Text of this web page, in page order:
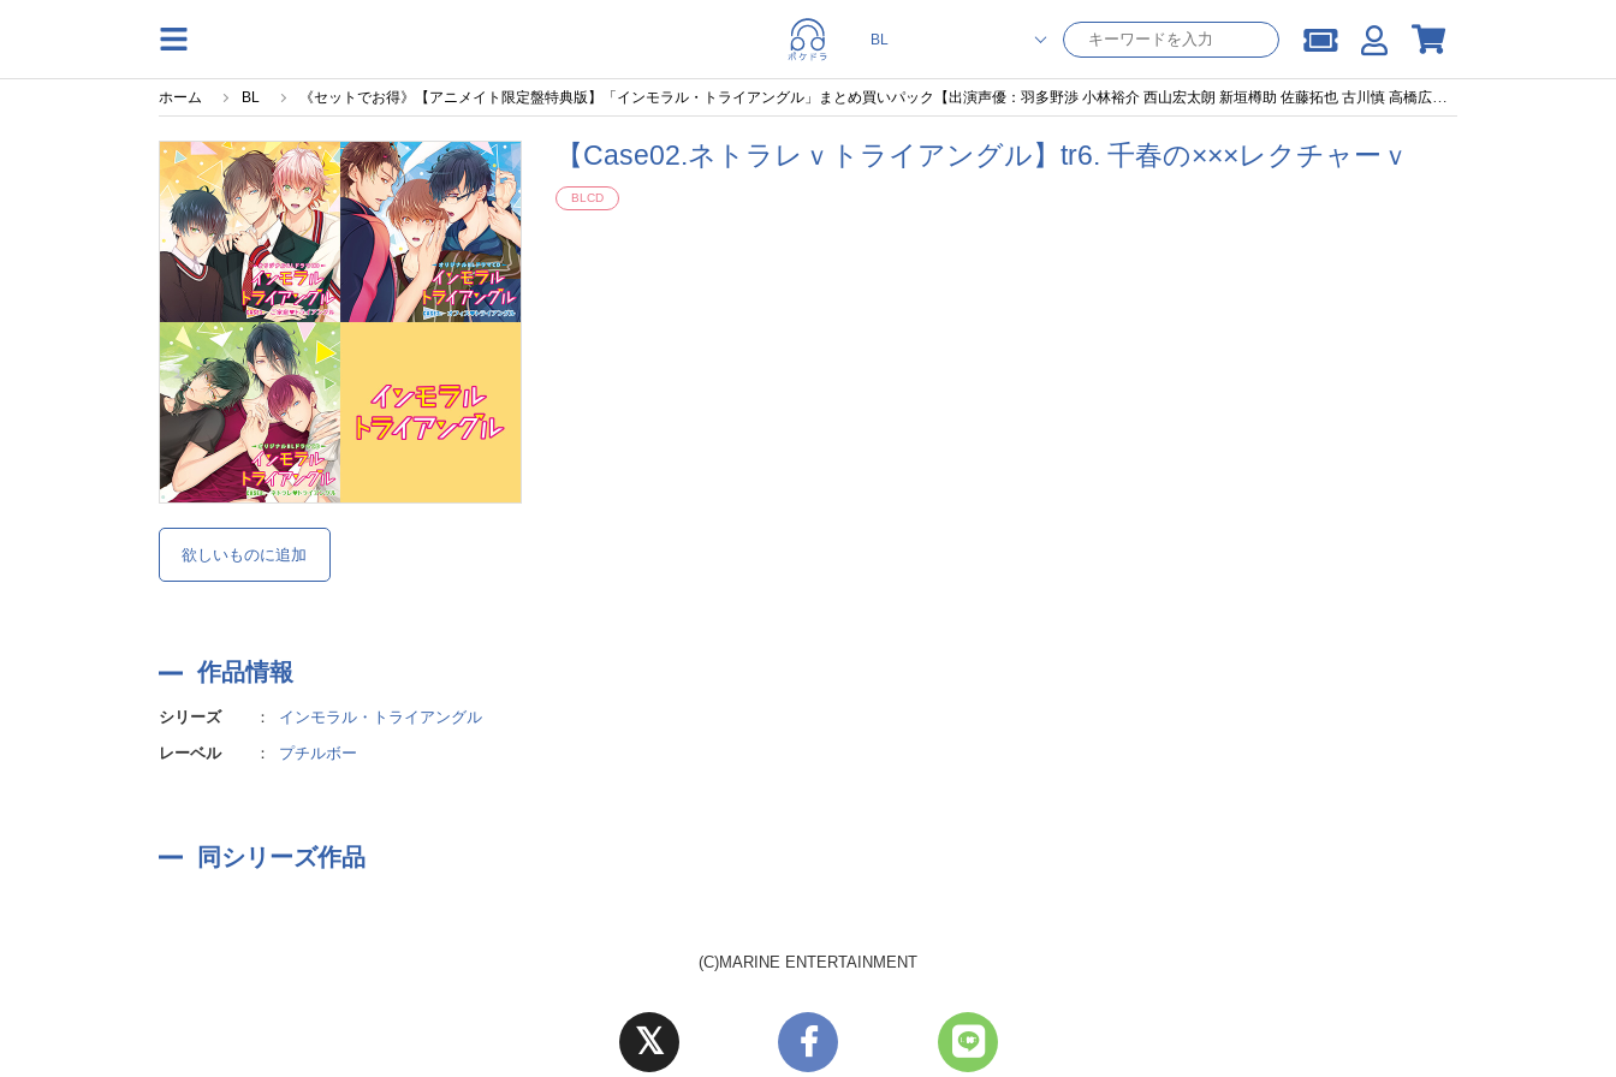
ホーム BL 《セットでお得》【アニメイト限定盤特典版】「インモラル・トライアングル」まとめ買いパック【出演声優：羽多野渉 小林裕介 西山宏太朗 新垣樽助 佐藤拓也 古川慎 高橋広樹 村田太志 白井悠介】
欲しいものに追加
【Case02.ネトラレｖトライアングル】tr6. 千春の×××レクチャーｖ
BLCD
作品情報
シリーズ ：
インモラル・トライアングル
レーベル
： プチルボー
同シリーズ作品
(C)MARINE ENTERTAINMENT